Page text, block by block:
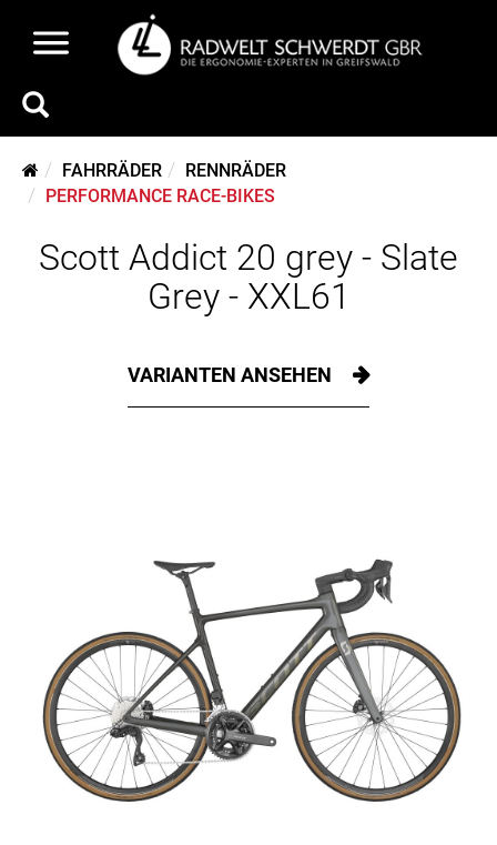
FAHRRÄDER
RENNRÄDER
PERFORMANCE RACE-BIKES
Scott Addict 20 grey - Slate
Grey - XXL61
VARIANTEN ANSEHEN